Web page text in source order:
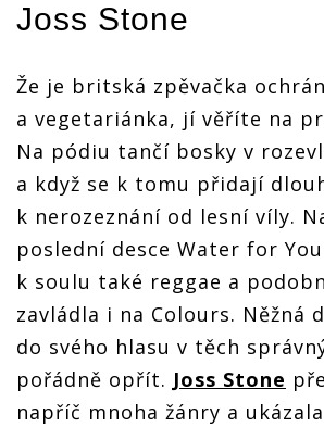
Joss Stone
Že je britská zpěvačka
a vegetariánka, jí věříte na
Na pódiu tančí bosky v
a když se k tomu přidají
k nerozeznání od lesní víly.
poslední desce Water for
k soulu také reggae a
zavládla i na Colours. Něžná
do svého hlasu v těch
pořádně opřít. Joss Stone
napříč mnoha žánry a